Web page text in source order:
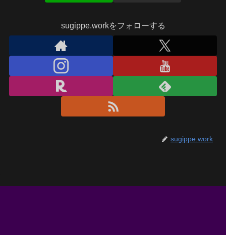
sugippe.workをフォローする
sugippe.work